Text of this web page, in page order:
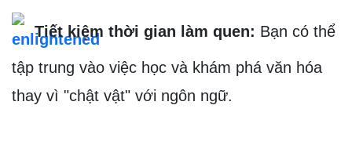
Tiết kiệm thời gian làm quen: Bạn có thể
tập trung vào việc học và khám phá văn hóa
thay vì "chật vật" với ngôn ngữ.